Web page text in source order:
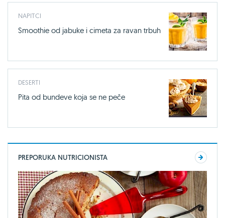
NAPITCI
Smoothie od jabuke i cimeta za ravan trbuh
DESERTI
Pita od bundeve koja se ne peče
PREPORUKA NUTRICIONISTA